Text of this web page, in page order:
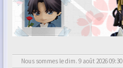
Nous sommes le dim. 9 août 2026 09:30